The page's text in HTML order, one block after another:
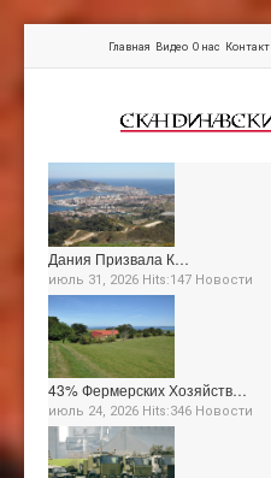
Главная Видео О нас Контакт
Дания Призвала К…
июль 31, 2026 Hits:147 Новости
43% Фермерских Хозяйств…
июль 24, 2026 Hits:346 Новости